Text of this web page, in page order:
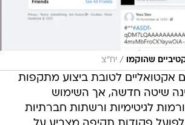
שהוקמו / יח״צ
אקטואליים לטובת ביצוע מתקפות
שיטה חדשה, אך השימוש
לגיטימיות ורשתות חברתיות